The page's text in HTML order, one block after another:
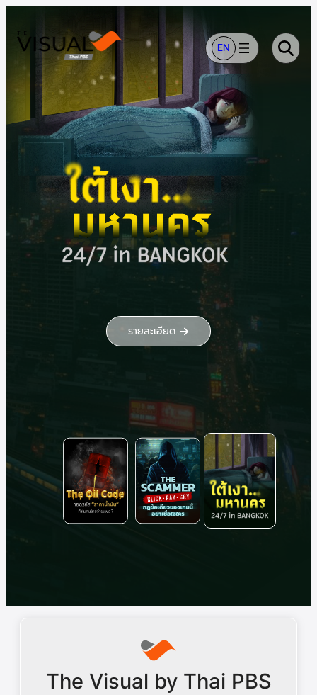
ยัง
เนื้อหา
EN
รายละเอียด
The Visual by Thai PBS